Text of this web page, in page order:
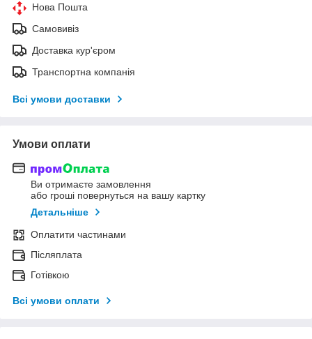
Нова Пошта
Самовивіз
Доставка кур'єром
Транспортна компанія
Всі умови доставки
Умови оплати
Ви отримаєте замовлення
або гроші повернуться на вашу картку
Детальніше
Оплатити частинами
Післяплата
Готівкою
Всі умови оплати